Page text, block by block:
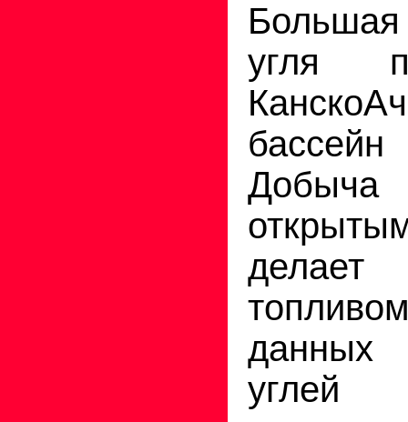
угля
Добыча
данных
углей